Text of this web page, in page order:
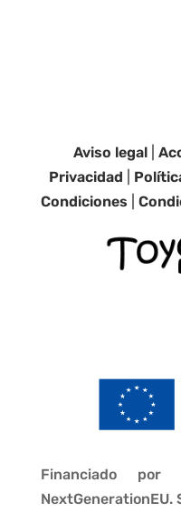
Aviso legal |
Privacidad
Condiciones |
Financiado
NextGenerationEU.